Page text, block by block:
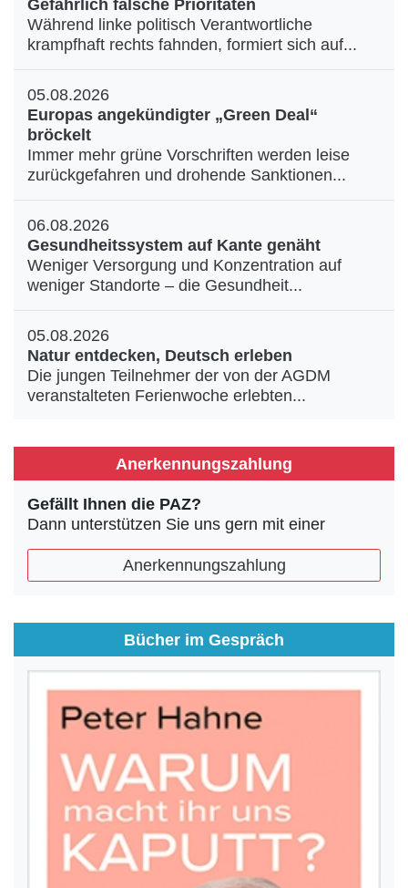
Gefährlich falsche Prioritäten
Während linke politisch Verantwortliche
krampfhaft rechts fahnden, formiert sich auf...
05.08.2026
Europas angekündigter „Green Deal“
bröckelt
Immer mehr grüne Vorschriften werden leise
zurückgefahren und drohende Sanktionen...
06.08.2026
Gesundheitssystem auf Kante genäht
Weniger Versorgung und Konzentration auf
weniger Standorte – die Gesundheit...
05.08.2026
Natur entdecken, Deutsch erleben
Die jungen Teilnehmer der von der AGDM
veranstalteten Ferienwoche erlebten...
Anerkennungszahlung
Gefällt Ihnen die PAZ?
Dann unterstützen Sie uns gern mit einer
Anerkennungszahlung
Bücher im Gespräch